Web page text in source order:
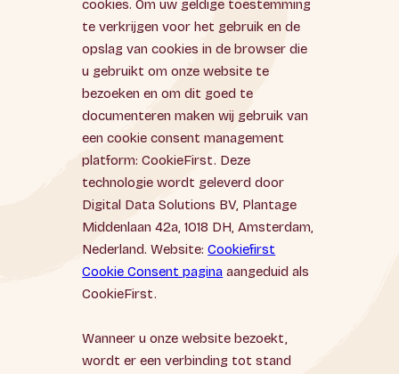
cookies. Om uw geldige toestemming
te verkrijgen voor het gebruik en de
opslag van cookies in de browser die
u gebruikt om onze website te
bezoeken en om dit goed te
documenteren maken wij gebruik van
een cookie consent management
platform: CookieFirst. Deze
technologie wordt geleverd door
Digital Data Solutions BV, Plantage
Middenlaan 42a, 1018 DH, Amsterdam,
Nederland. Website:Cookiefirst
Cookie Consent pagina aangeduid als
CookieFirst.
Wanneer u onze website bezoekt,
wordt er een verbinding tot stand